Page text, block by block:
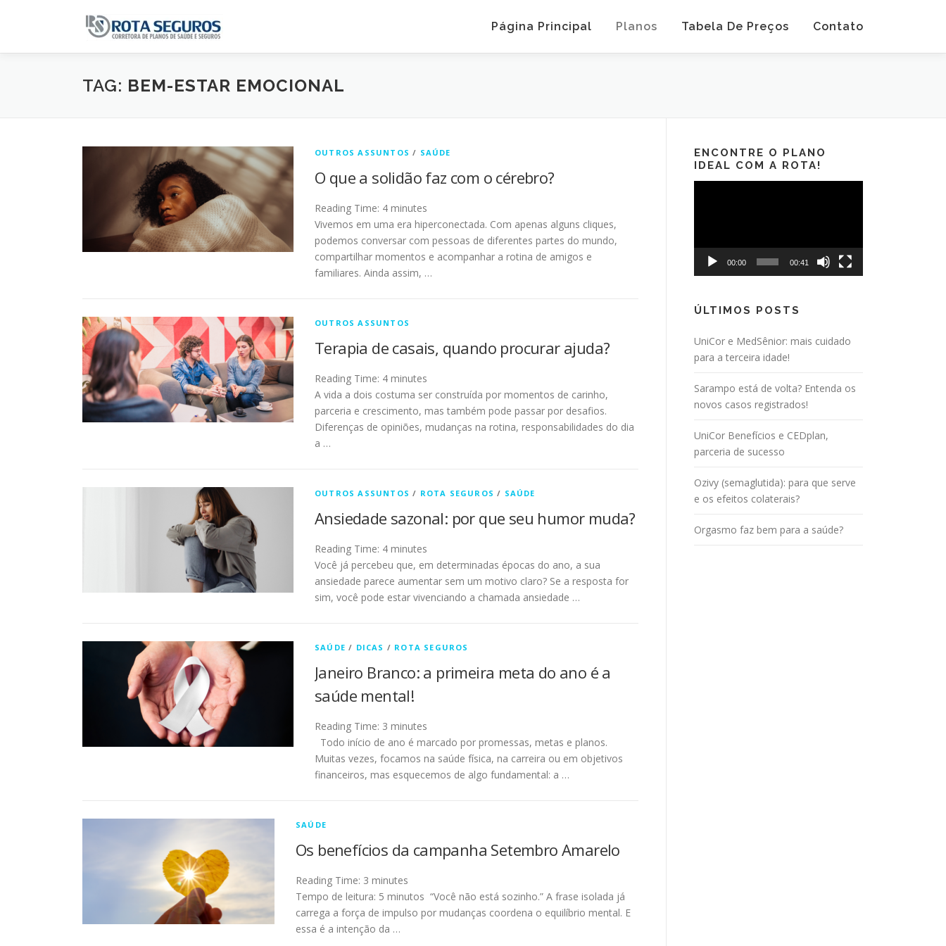
Página Principal
Planos Tabela De Preços Contato
TAG: BEM-ESTAR EMOCIONAL
OUTROS ASSUNTOS / SAÚDE
O que a solidão faz com o cérebro?
Reading Time: 4 minutes
Vivemos em uma era hiperconectada. Com apenas alguns cliques,
podemos conversar com pessoas de diferentes partes do mundo,
compartilhar momentos e acompanhar a rotina de amigos e
familiares. Ainda assim, …
OUTROS ASSUNTOS
Terapia de casais, quando procurar ajuda?
Reading Time: 4 minutes
A vida a dois costuma ser construída por momentos de carinho,
parceria e crescimento, mas também pode passar por desafios.
Diferenças de opiniões, mudanças na rotina, responsabilidades do dia
a …
OUTROS ASSUNTOS / ROTA SEGUROS / SAÚDE
Ansiedade sazonal: por que seu humor muda?
Reading Time: 4 minutes
Você já percebeu que, em determinadas épocas do ano, a sua
ansiedade parece aumentar sem um motivo claro? Se a resposta for
sim, você pode estar vivenciando a chamada ansiedade …
SAÚDE / DICAS / ROTA SEGUROS
Janeiro Branco: a primeira meta do ano é a
saúde mental!
Reading Time: 3 minutes
Todo início de ano é marcado por promessas, metas e planos.
Muitas vezes, focamos na saúde física, na carreira ou em objetivos
financeiros, mas esquecemos de algo fundamental: a …
SAÚDE
Os benefícios da campanha Setembro Amarelo
Reading Time: 3 minutes
Tempo de leitura: 5 minutos “Você não está sozinho.” A frase isolada já
carrega a força de impulso por mudanças coordena o equilíbrio mental. E
essa é a intenção da …
ENCONTRE O PLANO
IDEAL COM A ROTA!
00:00 00:41
ÚLTIMOS POSTS
UniCor e MedSênior: mais cuidado
para a terceira idade!
Sarampo está de volta? Entenda os
novos casos registrados!
UniCor Benefícios e CEDplan,
parceria de sucesso
Ozivy (semaglutida): para que serve
e os efeitos colaterais?
Orgasmo faz bem para a saúde?